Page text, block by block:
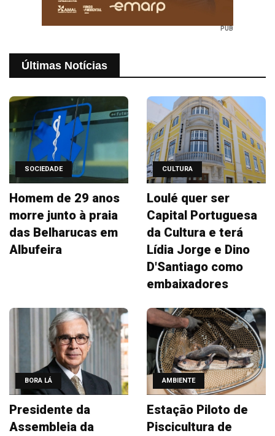
PUB
Últimas Notícias
SOCIEDADE
Homem de 29 anos
morre junto à praia
das Belharucas em
Albufeira
CULTURA
Loulé quer ser
Capital Portuguesa
da Cultura e terá
Lídia Jorge e Dino
D'Santiago como
embaixadores
BORA LÁ
Presidente da
Assembleia da
AMBIENTE
Estação Piloto de
Piscicultura de